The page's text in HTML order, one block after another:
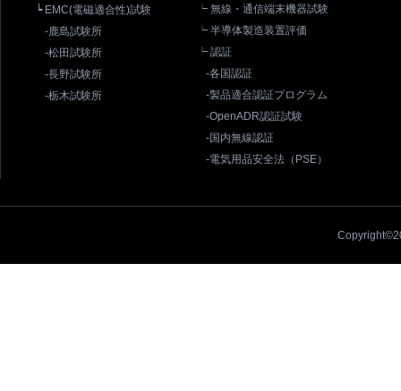
┕ EMC(電磁適合性)試験
-鹿島試験所
-松田試験所
-長野試験所
-栃木試験所
┕ 無線・通信端末機器試験
┕ 半導体製造装置評価
┕ 認証
-各国認証
-製品適合認証プログラム
-OpenADR認証試験
-国内無線認証
-電気用品安全法（PSE）